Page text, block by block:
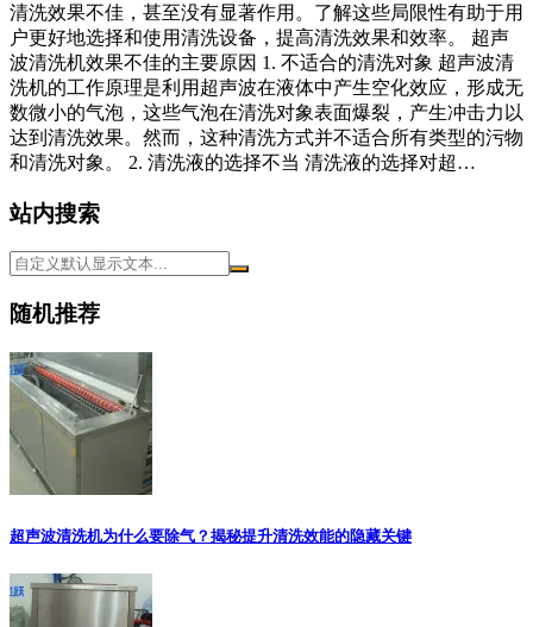
清洗效果不佳，甚至没有显著作用。了解这些局限性有助于用
户更好地选择和使用清洗设备，提高清洗效果和效率。 超声
波清洗机效果不佳的主要原因 1. 不适合的清洗对象 超声波清
洗机的工作原理是利用超声波在液体中产生空化效应，形成无
数微小的气泡，这些气泡在清洗对象表面爆裂，产生冲击力以
达到清洗效果。然而，这种清洗方式并不适合所有类型的污物
和清洗对象。 2. 清洗液的选择不当 清洗液的选择对超…
站内搜索
随机推荐
超声波清洗机为什么要除气？揭秘提升清洗效能的隐藏关键